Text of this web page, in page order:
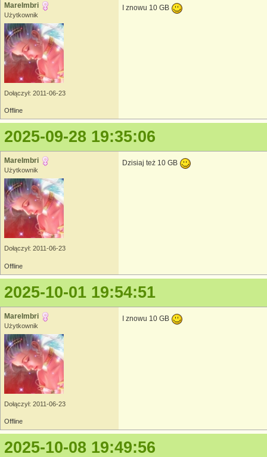
MareImbri
Użytkownik
Dołączył: 2011-06-23
I znowu 10 GB
Offline
2025-09-28 19:35:06
MareImbri
Użytkownik
Dołączył: 2011-06-23
Dzisiaj też 10 GB
Offline
2025-10-01 19:54:51
MareImbri
Użytkownik
Dołączył: 2011-06-23
I znowu 10 GB
Offline
2025-10-08 19:49:56